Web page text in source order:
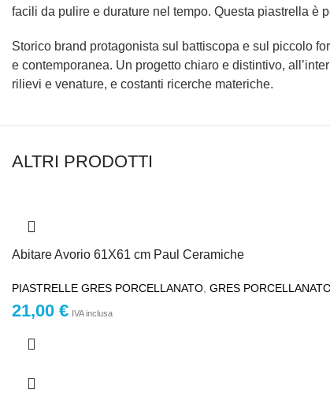
facili da pulire e durature nel tempo. Questa piastrella è
Storico brand protagonista sul battiscopa e sul piccolo
e contemporanea. Un progetto chiaro e distintivo,
rilievi e venature, e costanti ricerche materiche.
ALTRI PRODOTTI
Abitare Avorio 61X61 cm Paul Ceramiche
PIASTRELLE GRES PORCELLANATO GRES
21,00 € IVA inclusa